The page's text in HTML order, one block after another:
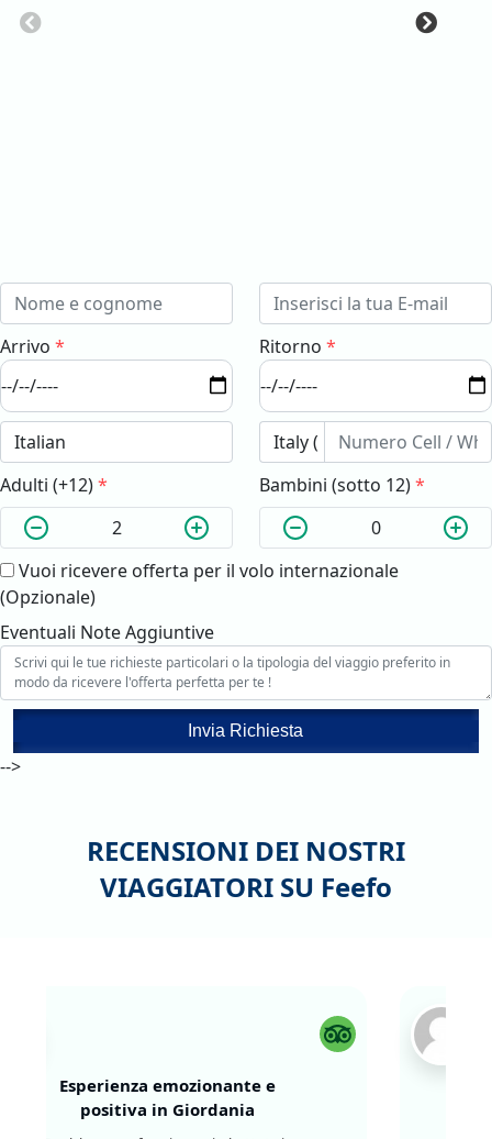
Arrivo * Ritorno *
Adulti (+12)* Bambini (sotto 12)*
Vuoi ricevere offerta per il volo internazionale
(Opzionale)
Eventuali Note Aggiuntive
Invia Richiesta
-->
RECENSIONI DEI NOSTRI
VIAGGIATORI SU Feefo
Esperienza emozionante e
positiva in Giordania